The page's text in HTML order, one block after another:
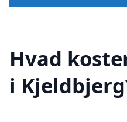
Hvad
i